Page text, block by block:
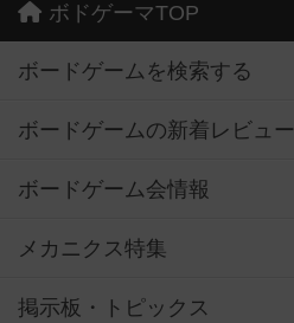
ボドゲーマTOP
ボードゲームを検索する
ボードゲームの新着レビュー
ボードゲーム会情報
メカニクス特集
掲示板・トピックス